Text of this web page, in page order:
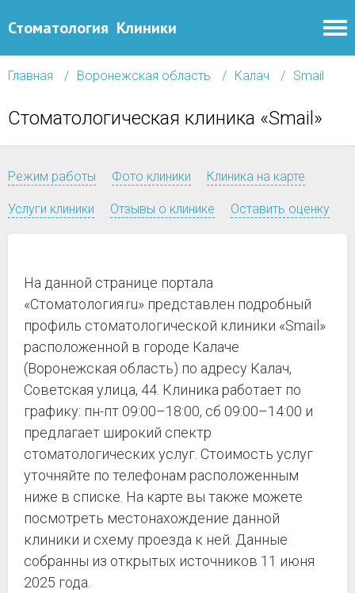
Стоматология Клиники
Главная Воронежская область Калач Smail
Стоматологическая клиника «Smail»
Режим работы Фото клиники Клиника на карте
Услуги клиники Отзывы о клинике Оставить оценку
На данной странице портала
«Стоматология.ru» представлен подробный
профиль стоматологической клиники «Smail»
расположенной в городе Калаче
(Воронежская область) по адресу Калач,
Советская улица, 44. Клиника работает по
графику: пн-пт 09:00–18:00, сб 09:00–14:00 и
предлагает широкий спектр
стоматологических услуг. Стоимость услуг
уточняйте по телефонам расположенным
ниже в списке. На карте вы также можете
посмотреть местонахождение данной
клиники и схему проезда к ней. Данные
собранны из открытых источников 11 июня
2025 года.